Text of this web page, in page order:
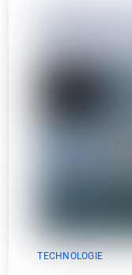
TECHNOLOGIE